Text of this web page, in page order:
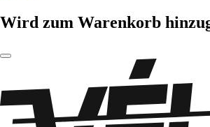
Wird zum Warenkorb